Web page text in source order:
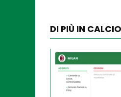
DI PIÙ IN